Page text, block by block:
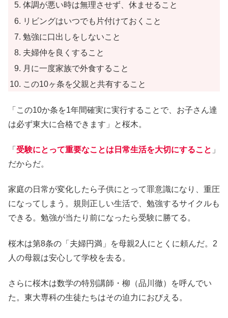
体調が悪い時は無理させず、休ませること
リビングはいつでも片付けておくこと
勉強に口出しをしないこと
夫婦仲を良くすること
月に一度家族で外食すること
この10ヶ条を父親と共有すること
「この10か条を1年間確実に実行することで、お子さん達
は必ず東大に合格できます」と桜木。
「 受験にとって重要なことは日常生活を大切にすること 」
だからだ。
家庭の日常が変化したら子供にとって罪意識になり、重圧
になってしまう。規則正しい生活で、勉強するサイクルも
できる。勉強が当たり前になったら受験に勝てる。
桜木は第8条の「夫婦円満」を母親2人にとくに頼んだ。2
人の母親は安心して学校を去る。
さらに桜木は数学の特別講師・柳（品川徹）を呼んでい
た。東大専科の生徒たちはその迫力におびえる。